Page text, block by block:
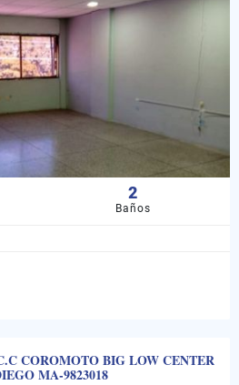
2
Baños
COROMOTO BIG LOW CENTER
MA-9823018